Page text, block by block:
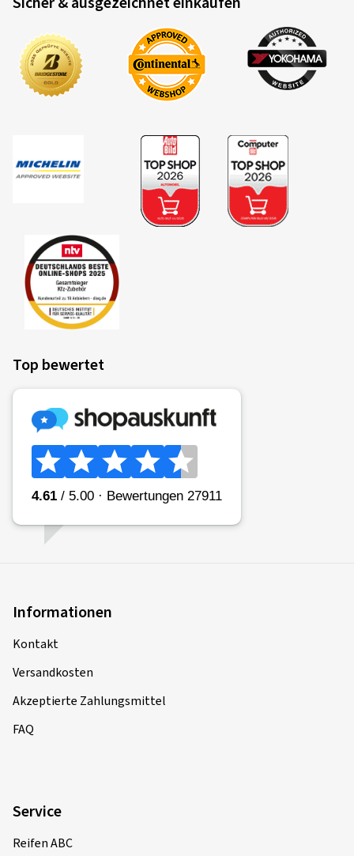
Top bewertet
Informationen
Kontakt
Versandkosten
Akzeptierte Zahlungsmittel
FAQ
Service
Reifen ABC